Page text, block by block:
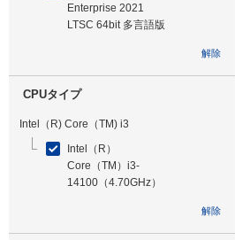
Enterprise 2021
LTSC 64bit 多言語版
解除
CPUタイプ
Intel（R) Core（TM) i3
Intel（R）
Core（TM）i3-
14100（4.70GHz）
解除